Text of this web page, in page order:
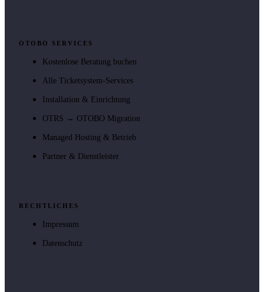
OTOBO SERVICES
Kostenlose Beratung buchen
Alle Ticketsystem-Services
Installation & Einrichtung
OTRS → OTOBO Migration
Managed Hosting & Betrieb
Partner & Dienstleister
RECHTLICHES
Impressum
Datenschutz